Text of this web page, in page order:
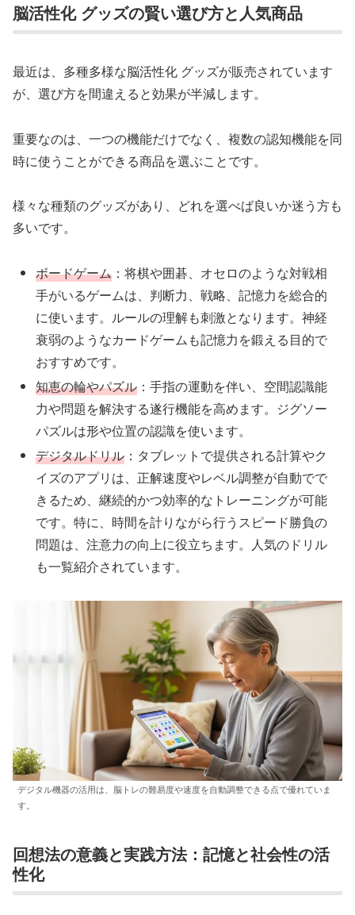
脳活性化 グッズの賢い選び方と人気商品
最近は、多種多様な脳活性化 グッズが販売されています
が、選び方を間違えると効果が半減します。
重要なのは、一つの機能だけでなく、複数の認知機能を同
時に使うことができる商品を選ぶことです。
様々な種類のグッズがあり、どれを選べば良いか迷う方も
多いです。
ボードゲーム ：将棋や囲碁、オセロのような対戦相
手がいるゲームは、判断力、戦略、記憶力を総合的
に使います。ルールの理解も刺激となります。神経
衰弱のようなカードゲームも記憶力を鍛える目的で
おすすめです。
知恵の輪やパズル ：手指の運動を伴い、空間認識能
力や問題を解決する遂行機能を高めます。ジグソー
パズルは形や位置の認識を使います。
デジタルドリル ：タブレットで提供される計算やク
イズのアプリは、正解速度やレベル調整が自動でで
きるため、継続的かつ効率的なトレーニングが可能
です。特に、時間を計りながら行うスピード勝負の
問題は、注意力の向上に役立ちます。人気のドリル
も一覧紹介されています。
デジタル機器の活用は、脳トレの難易度や速度を自動調整できる点で優れていま
す。
回想法の意義と実践方法：記憶と社会性の活
性化